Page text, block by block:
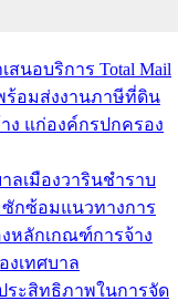
องสถานที่ในการเตรี
องถิ่นเทศบาลเมือง
เนินการมอบทะเบียน
บัตรประจำตัว
ประเภท 8 แก่บุคคลที่
อในทะเบียนบ้าน
นไม่มีสัญชาติไทยได้รับ
ที่อยู่
มการประเมินผลการ
สนอบริการ Total Mail
ร้อมส่งงานภาษีที่ดิน
ง แก่องค์กรปกครอง
ลเมืองวารินชำราบ
กซ้อมแนวทางการ
หลักเกณฑ์การจ้าง
งเทศบาล
ระสิทธิภาพในการจัด